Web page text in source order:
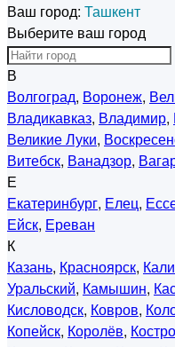
Ваш город: Ташкент
Выберите ваш город
В
Волгоград, Воронеж,
Владикавказ, Владимир,
Великие Луки,
Витебск, Ванадзор,
Е
Екатеринбург, Елец,
Ейск, Ереван
К
Казань, Красноярск,
Уральский, Камышин,
Кисловодск, Ковров,
Копейск, Королёв,